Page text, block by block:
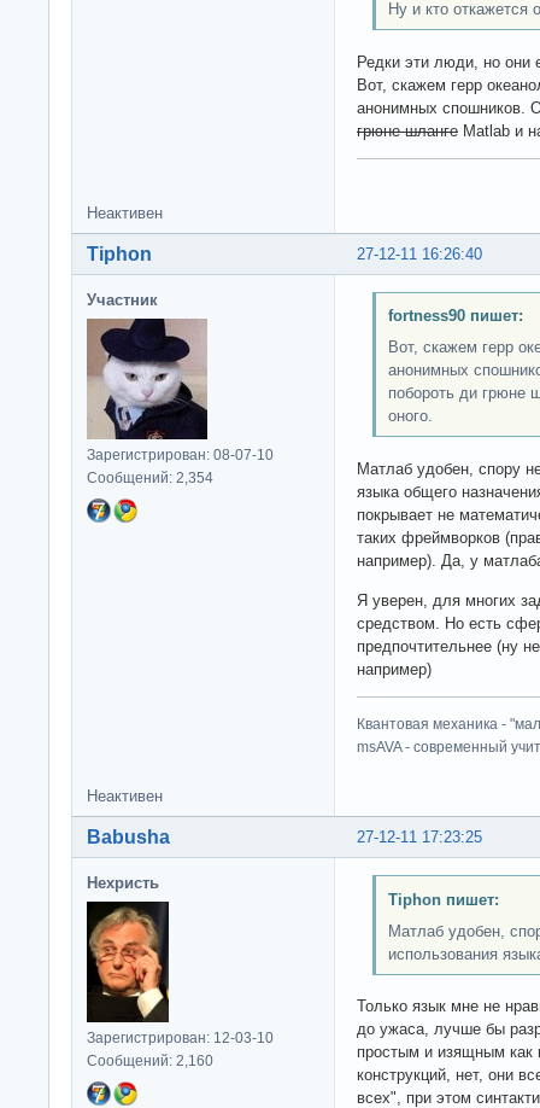
Ну и кто откажется
Редки эти люди, но они
Вот, скажем герр
анонимных спошников.
грюне шланге Matlab и
Неактивен
27-12-11 16:26:40
Tiphon
Участник
Зарегистрирован: 08-07-10
Сообщений: 2,354
fortness90 пишет:
Вот, скажем герр
анонимных
побороть ди грюне
оного.
Матлаб удобен, спору
языка общего
покрывает не
таких фреймворков
например). Да, у
Я уверен, для многих
средством. Но есть
предпочтительнее (ну
например)
Квантовая механика -
msAVA - современный
Неактивен
27-12-11 17:23:25
Babusha
Нехристь
Зарегистрирован: 12-03-10
Сообщений: 2,160
Tiphon пишет:
Матлаб удобен,
использования
Только язык мне не
до ужаса, лучше бы
простым и изящным как
конструкций, нет, они
всех", при этом